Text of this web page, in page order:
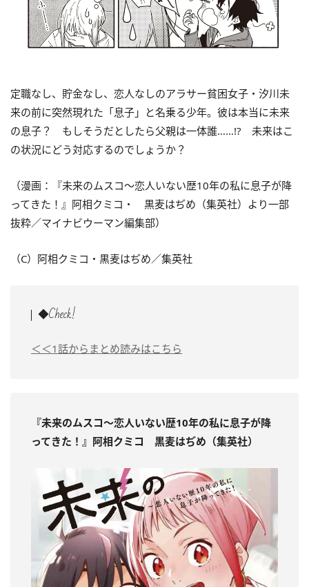
定職なし、貯金なし、恋人なしのアラサー貧困女子・汐川未
来の前に突然現れた「息子」と名乗る少年。 彼は本当に未来
の息子？ もしそうだとしたら父親は一体誰……!? 未来はこ
の状況にどう対応するのでしょうか？
（漫画：『未来のムスコ～恋人いない歴10年の私に息子が降
ってきた！ 』阿相クミコ・ 黒麦はぢめ（集英社）より一部
抜粋／マイナビウーマン編集部）
（C）阿相クミコ・黒麦はぢめ／集英社
◆Check!
＜＜1話からまとめ読みはこちら
『未来のムスコ～恋人いない歴10年の私に息子が降
ってきた！ 』阿相クミコ 黒麦はぢめ（集英社）